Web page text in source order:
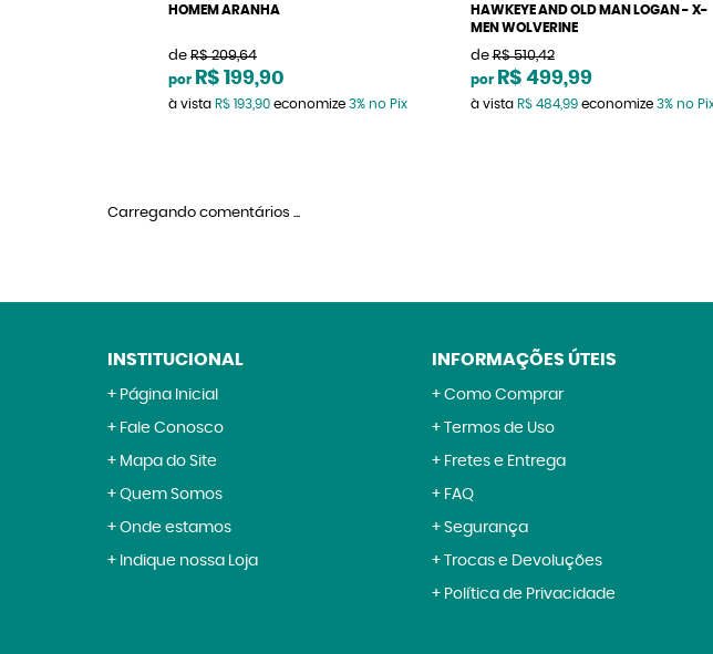
HOMEM ARANHA
de R$ 209,64
por R$ 199,90
à vista R$ 193,90 economize 3% no Pix
HAWKEYE AND OLD MAN LOGAN - X-
MEN WOLVERINE
de R$ 510,42
por R$ 499,99
à vista R$ 484,99economize 3% no
Carregando comentários ...
INSTITUCIONAL
Página Inicial
Fale Conosco
Mapa do Site
Quem Somos
Onde estamos
Indique nossa Loja
INFORMAÇÕES ÚTEIS
Como Comprar
Termos de Uso
Fretes e Entrega
FAQ
Segurança
Trocas e Devoluções
Política de Privacidade